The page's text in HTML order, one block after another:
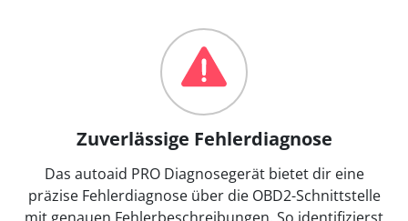
Zuverlässige Fehlerdiagnose
Das autoaid PRO Diagnosegerät bietet dir eine
präzise Fehlerdiagnose über die OBD2-Schnittstelle